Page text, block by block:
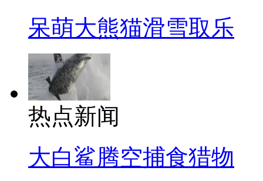
呆萌大熊猫滑雪取乐
热点新闻
大白鲨腾空捕食猎物